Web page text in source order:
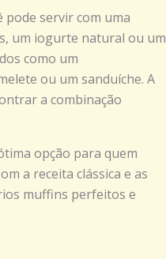
servir com uma
um iogurte natural ou um
como um
ou um sanduíche. A
a combinação
opção para quem
a receita clássica e as
muffins perfeitos e